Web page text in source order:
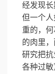
经发现长
但一个
重的，
的肉里
研究把
各种过